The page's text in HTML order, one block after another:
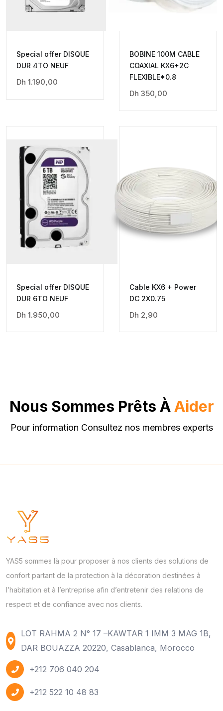
Special offer DISQUE
DUR 4TO NEUF
Dh 1.190,00
BOBINE 100M CABLE
COAXIAL KX6+2C
FLEXIBLE*0.8
Dh 350,00
Special offer DISQUE
DUR 6TO NEUF
Dh 1.950,00
Cable KX6 + Power
DC 2X0.75
Dh 2,90
Nous Sommes Prêts ÀAider
Pour information Consultez nos membres experts
YAS5 sommes là pour proposer à nos clients des solutions de
confort partant de la protection à la décoration destinées à
l’habitation et à l’entreprise afin d’entretenir des relations de
respect et de confiance avec nos clients.
LOT RAHMA 2 N° 17 –KAWTAR 1 IMM 3 MAG 1B,
DAR BOUAZZA 20220, Casablanca, Morocco
+212 706 040 204
+212 522 10 48 83